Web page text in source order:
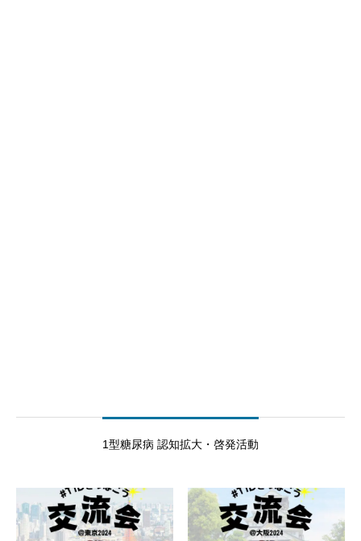
1型糖尿病 認知拡大・啓発活動